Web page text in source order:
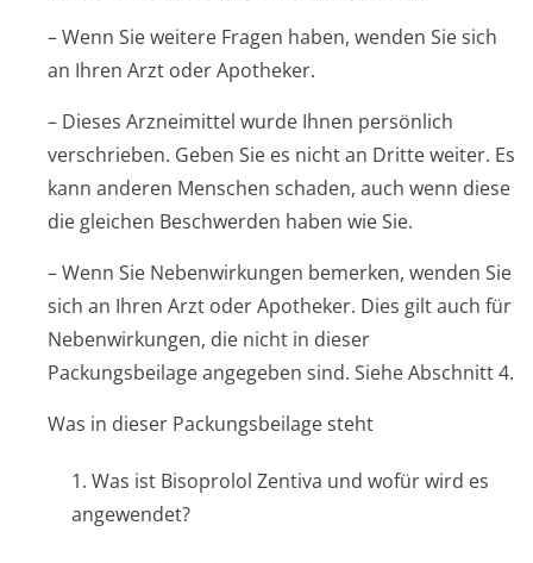
– Wenn Sie weitere Fragen haben, wenden Sie sich
an Ihren Arzt oder Apotheker.
– Dieses Arzneimittel wurde Ihnen persönlich
verschrieben. Geben Sie es nicht an Dritte weiter. Es
kann anderen Menschen schaden, auch wenn diese
die gleichen Beschwerden haben wie Sie.
– Wenn Sie Nebenwirkungen bemerken, wenden Sie
sich an Ihren Arzt oder Apotheker. Dies gilt auch für
Nebenwirkungen, die nicht in dieser
Packungsbeilage angegeben sind. Siehe Abschnitt 4.
Was in dieser Packungsbeilage steht
1. Was ist Bisoprolol Zentiva und wofür wird es
angewendet?